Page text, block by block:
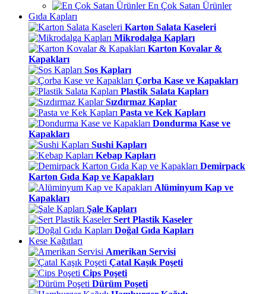
En Çok Satan Ürünler
Gıda Kapları
Karton Salata Kaseleri
Mikrodalga Kapları
Karton Kovalar &
Kapakları
Sos Kapları
Çorba Kase ve Kapakları
Plastik Salata Kapları
Sızdırmaz Kaplar
Pasta ve Kek Kapları
Dondurma Kase ve
Kapakları
Sushi Kapları
Kebap Kapları
Demirpack
Karton Gıda Kap ve Kapakları
Alüminyum Kap ve
Kapakları
Şale Kapları
Sert Plastik Kaseler
Doğal Gıda Kapları
Kese Kağıtları
Amerikan Servisi
Çatal Kaşık Poşeti
Cips Poşeti
Dürüm Poşeti